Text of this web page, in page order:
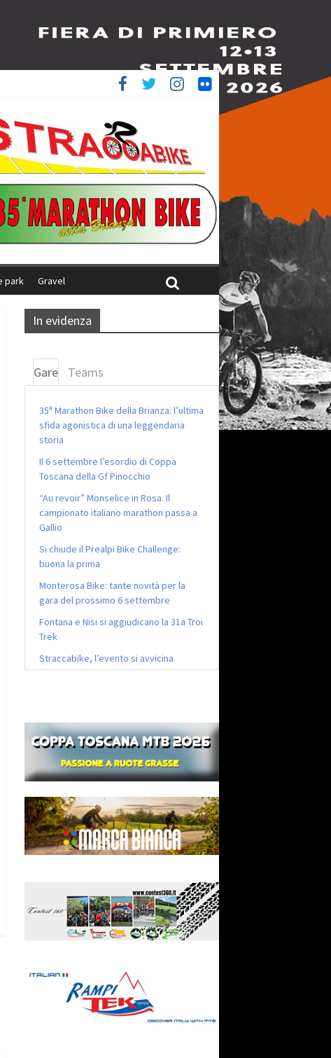
ed è 4^
italiani
park Gravel
In evidenza
Gare Teams
35ª Marathon Bike della Brianza: l’ultima
sfida agonistica di una leggendaria
storia
Il 6 settembre l’esordio di Coppa
Toscana della Gf Pinocchio
“Au revoir” Monselice in Rosa. Il
campionato italiano marathon passa a
Gallio
Si chiude il Prealpi Bike Challenge:
buona la prima
Monterosa Bike: tante novità per la
gara del prossimo 6 settembre
Fontana e Nisi si aggiudicano la 31a Troi
Trek
Straccabike, l’evento si avvicina